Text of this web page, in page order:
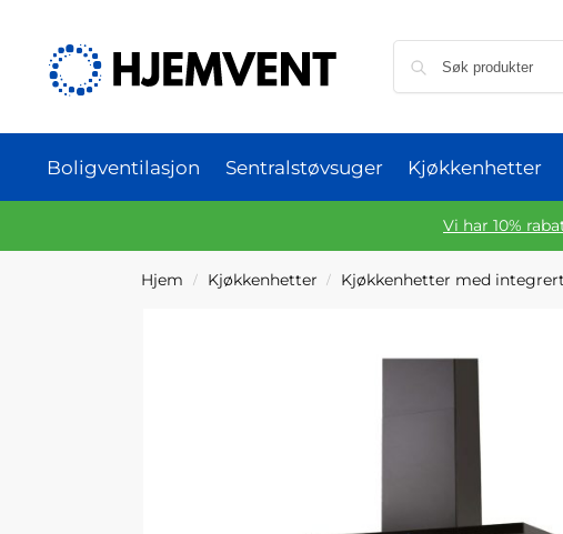
Boligventilasjon Sentralstøvsuger Kjøkkenhetter
Vi har 10%
Hjem / Kjøkkenhetter / Kjøkkenhetter med